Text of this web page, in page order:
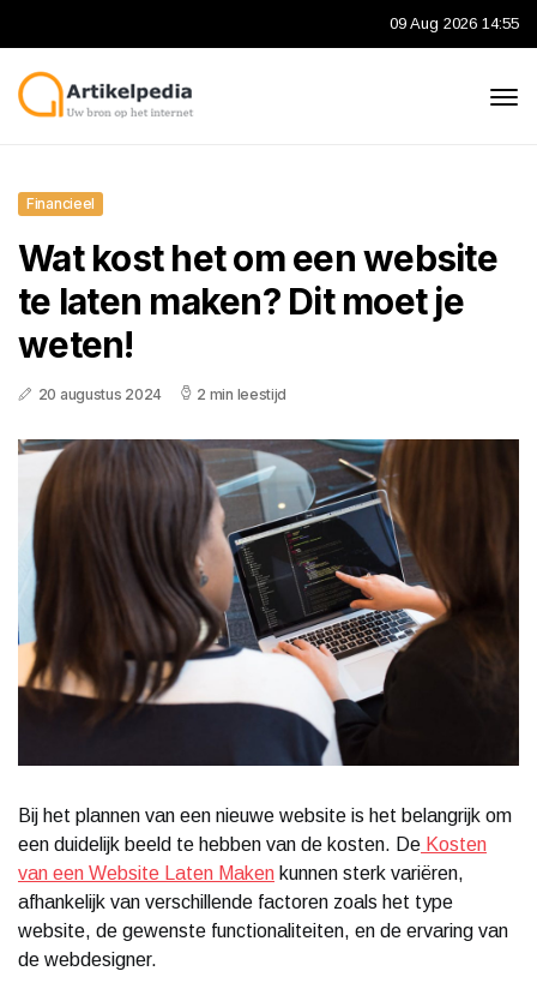
09 Aug 2026 14:55
Financieel
Wat kost het om een website
te laten maken? Dit moet je
weten!
20 augustus 2024 2 min leestijd
Bij het plannen van een nieuwe website is het belangrijk om
een duidelijk beeld te hebben van de kosten. De Kosten
van een Website Laten Maken kunnen sterk variëren,
afhankelijk van verschillende factoren zoals het type
website, de gewenste functionaliteiten, en de ervaring van
de webdesigner.